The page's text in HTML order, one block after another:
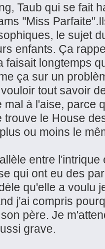
Taub qui se fait
"Miss
le sujet
enfants. Ça
faisait longtemps
ça sur un
tout savoir
mal à l'aise, parce
trouve le House
ou moins le
entre
qui ont eu des
qu'elle a voulu
j'ai compris
père. Je
grave.